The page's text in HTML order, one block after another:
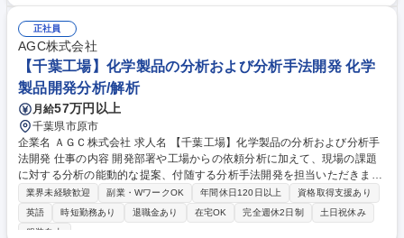
用だけでなく、効率的な生産体制の「仕組みづくり」にも深く関与いただ
けます。NEDO推進プロジェクトの一環として、オールジャパンでのEV競
争力向上に貢献する社会的意義の大きなミッション。開発・製造技術・プ
ロセス開発部門と密に連携し、事業化を加速させます。 募集職種 【千葉/
生産管理(次世代EVバッテリー材料)】手当充実/フレックス制度
正社員
AGC株式会社
【千葉工場】化学製品の分析および分析手法開発 化学
製品開発分析/解析
月給57万円以上
千葉県市原市
企業名 ＡＧＣ株式会社 求人名 【千葉工場】化学製品の分析および分析手
法開発 仕事の内容 開発部署や工場からの依頼分析に加えて、現場の課題
に対する分析の能動的な提案、付随する分析手法開発を担当いただきま
す。基本的には、案件に応じてチームを組んで対応いただきます。また、
比較的経験の浅い メンバーが多いため、ご経験によっては技術指導や将来
的にはマネジメント業務も期待します。■分析対象：フッ素を原料とす
業界未経験歓迎 副業・WワークOK 年間休日120日以上
資格取得支援あり
英語
時短勤務あり 退職金あり 在宅OK 完全週休2日制
土日祝休み
服装自由